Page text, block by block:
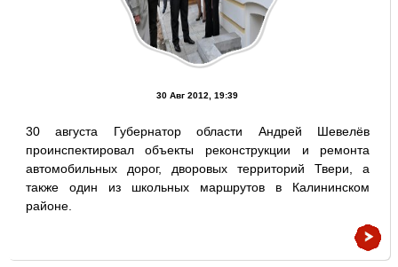
30 Авг 2012, 19:39
30 августа Губернатор области Андрей Шевелёв
проинспектировал объекты реконструкции и ремонта
автомобильных дорог, дворовых территорий Твери, а
также один из школьных маршрутов в Калининском
районе.